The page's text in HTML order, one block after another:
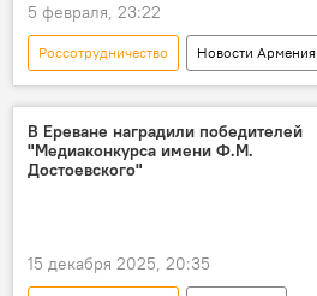
5 февраля, 23:22
Россотрудничество
Новости Армения
футбол
Спорт
В Ереване наградили победителей
"Медиаконкурса имени Ф.М.
Достоевского"
15 декабря 2025, 20:35